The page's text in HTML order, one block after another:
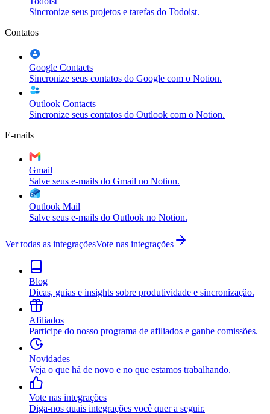
Sincronize seus projetos e tarefas do Todoist.
Contatos
Google Contacts
Sincronize seus contatos do Google com o Notion.
Outlook Contacts
Sincronize seus contatos do Outlook com o Notion.
E-mails
Gmail
Salve seus e-mails do Gmail no Notion.
Outlook Mail
Salve seus e-mails do Outlook no Notion.
Ver todas as integraçõesVote nas integrações
Blog
Dicas, guias e insights sobre produtividade e sincronização.
Afiliados
Participe do nosso programa de afiliados e ganhe comissões.
Novidades
Veja o que há de novo e no que estamos trabalhando.
Vote nas integrações
Diga-nos quais integrações você quer a seguir.